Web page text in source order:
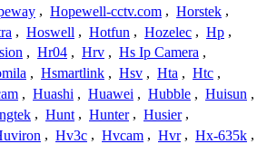
, Hopewell-cctv.com , Horstek ,
, Hoswell , Hotfun , Hozelec , Hp ,
, Hr04 , Hrv , Hs Ip Camera ,
, Hsmartlink , Hsv , Hta , Htc ,
, Huashi , Huawei , Hubble , Huisun ,
, Hunt , Hunter , Husier ,
, Hv3c , Hvcam , Hvr , Hx-635k ,